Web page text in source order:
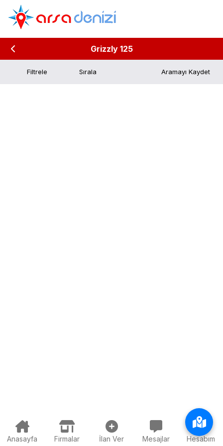
Grizzly 125
Filtrele Aramayı Kaydet
Anasayfa Firmalar İlan Ver Mesajlar Hesabım